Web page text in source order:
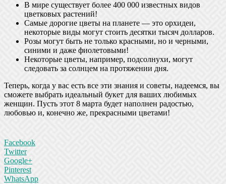
В мире существует более 400 000 известных видов
цветковых растений!
Самые дорогие цветы на планете — это орхидеи,
некоторые виды могут стоить десятки тысяч долларов.
Розы могут быть не только красными, но и черными,
синими и даже фиолетовыми!
Некоторые цветы, например, подсолнухи, могут
следовать за солнцем на протяжении дня.
Теперь, когда у вас есть все эти знания и советы, надеемся, вы
сможете выбрать идеальный букет для ваших любимых
женщин. Пусть этот 8 марта будет наполнен радостью,
любовью и, конечно же, прекрасными цветами!
Facebook
Twitter
Google+
Pinterest
WhatsApp